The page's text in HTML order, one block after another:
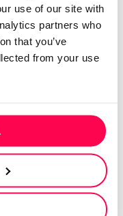
use of our site with
partners who
that you’ve
from your use